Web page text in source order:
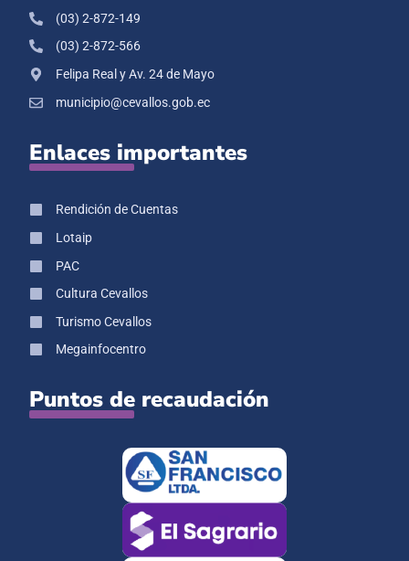
(03) 2-872-149
(03) 2-872-566
Felipa Real y Av. 24 de Mayo
municipio@cevallos.gob.ec
Enlaces importantes
Rendición de Cuentas
Lotaip
PAC
Cultura Cevallos
Turismo Cevallos
Megainfocentro
Puntos de recaudación